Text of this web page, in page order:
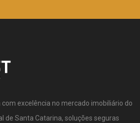
excelência no mercado imobiliário do
de Santa Catarina, soluções seguras